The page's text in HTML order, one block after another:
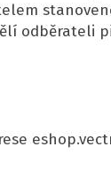
odběrateli